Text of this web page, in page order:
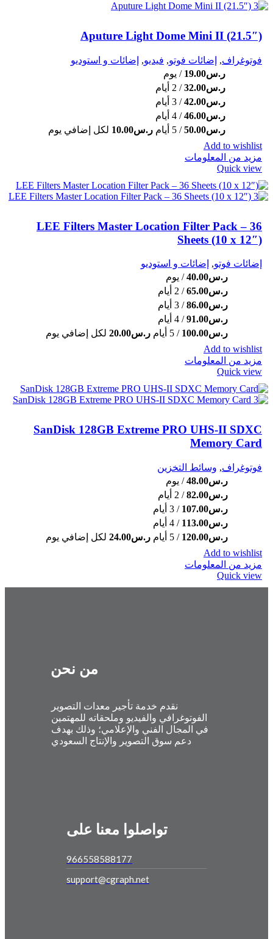
Aputure Light Dome Mini II (21.5″)
فوتوغراف, إضائات فوتو, فيديو, إضائات و استوديو
ر.س19.00 / يوم
ر.س32.00/ 2 أيام
ر.س42.00/ 3 أيام
ر.س46.00/ 4 أيام
ر.س50.00/ 5 أيام ر.س10.00 لكل إضافي يوم
Add to wishlist
مزيد من المعلومات
Quick view
LEE Filters Master Location Filter Pack – 36
Sheets (10 x 12″)
إضائات فوتو, إضائات و استوديو
ر.س40.00/ يوم
ر.س65.00/ 2 أيام
ر.س86.00/ 3 أيام
ر.س91.00/ 4 أيام
ر.س100.00 / 5 أيام ر.س20.00 لكل إضافي يوم
Add to wishlist
مزيد من المعلومات
Quick view
SanDisk 128GB Extreme PRO UHS-II SDXC
Memory Card
فوتوغراف, وسائط التخزين
ر.س48.00/ يوم
ر.س82.00/ 2 أيام
ر.س107.00 / 3 أيام
ر.س113.00 / 4 أيام
ر.س120.00 / 5 أيام ر.س24.00 لكل إضافي يوم
Add to wishlist
مزيد من المعلومات
Quick view
من نحن
نقدم خدمة تأجير معدات التصوير
الفوتوغرافي والفيديو وملحقاته للمهتمين
في المجال الفني والإعلامي؛ وذلك بهدف
دعم سوق التصوير والإنتاج السعودي
تواصلوا معنا على
966558588177
support@cgraph.net